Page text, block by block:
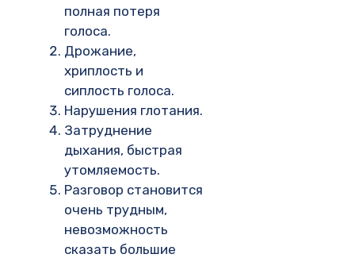
полная потеря
голоса.
Дрожание,
хриплость и
сиплость голоса.
Нарушения глотания.
Затруднение
дыхания, быстрая
утомляемость.
Разговор становится
очень трудным,
невозможность
сказать большие